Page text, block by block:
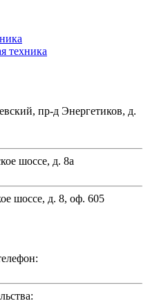
техника
пр-д Энергетиков, д.
шоссе, д. 8а
шоссе, д. 8, оф. 605